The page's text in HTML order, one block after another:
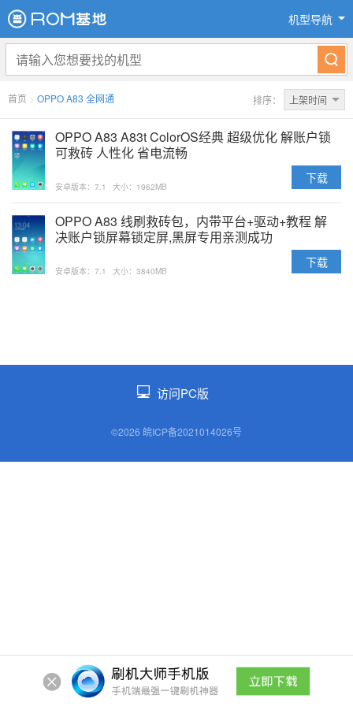
机型导航
首页 > OPPO A83 全网通 排序： 上架时间
OPPO A83 A83t ColorOS经典 超级优化 解账户锁
可救砖 人性化 省电流畅
安卓版本：7.1 大小：1962MB
下载
OPPO A83 线刷救砖包，内带平台+驱动+教程 解
决账户锁屏幕锁定屏,黑屏专用亲测成功
安卓版本：7.1 大小：3840MB
下载
访问PC版
©2026 皖ICP备2021014026号